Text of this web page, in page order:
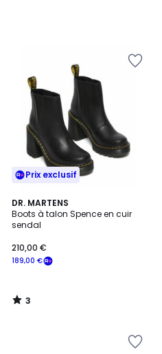
Prix exclusif
DR. MARTENS
Boots à talon Spence en cuir
sendal
189,00 €
210,00 €
3
/
5
3
/